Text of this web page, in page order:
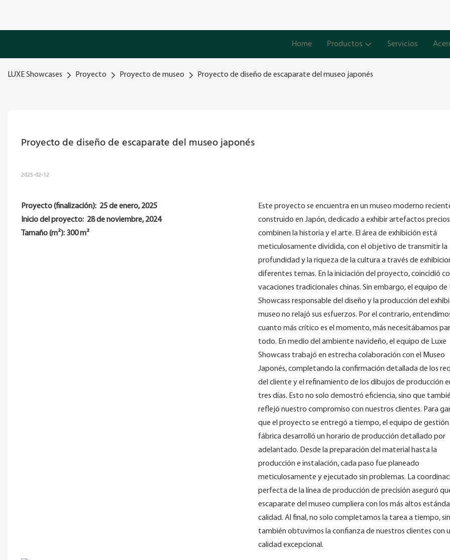
Home Productos Servicios
LUXE Showcases Proyecto Proyecto de museo Proyecto de diseño de escaparate del museo japonés
Proyecto de diseño de escaparate del museo japonés
2025-02-12
Proyecto (finalización): 25 de enero, 2025
Inicio del proyecto: 28 de noviembre, 2024
Tamaño (m²): 300 m²
Este proyecto se encuentra en un museo moderno
construido en Japón, dedicado a exhibir artefactos
combinen la historia y el arte. El área de exhibición está
meticulosamente dividida, con el objetivo de transmitir la
profundidad y la riqueza de la cultura a través de
diferentes temas. En la iniciación del proyecto, coincidió
vacaciones tradicionales chinas. Sin embargo, el equipo de
Showcass responsable del diseño y la producción del
museo no relajó sus esfuerzos. Por el contrario,
cuanto más crítico es el momento, más necesitábamos
todo. En medio del ambiente navideño, el equipo de Luxe
Showcass trabajó en estrecha colaboración con el Museo
Japonés, completando la confirmación detallada de los
del cliente y el refinamiento de los dibujos de producción
tres días. Esto no solo demostró eficiencia, sino que
reflejó nuestro compromiso con nuestros clientes. Para
que el proyecto se entregó a tiempo, el equipo de gestión
fábrica desarrolló un horario de producción detallado por
adelantado. Desde la preparación del material hasta la
producción e instalación, cada paso fue planeado
meticulosamente y ejecutado sin problemas. La
perfecta de la línea de producción de precisión aseguró
escaparate del museo cumpliera con los más altos
calidad. Al final, no solo completamos la tarea a tiempo,
también obtuvimos la confianza de nuestros clientes con
calidad excepcional.